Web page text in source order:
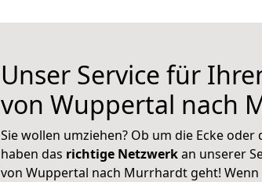
Unser Service für
von Wuppertal nach
Sie wollen umziehen? Ob um die Ecke
haben das richtige Netzwerkan unserer
von Wuppertal nach Murrhardt geht! Wenn